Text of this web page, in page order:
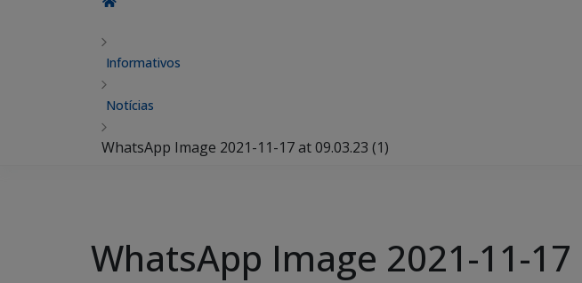
Informativos
Notícias
WhatsApp Image 2021-11-17 at 09.03.23 (1)
WhatsApp Image 2021-11-